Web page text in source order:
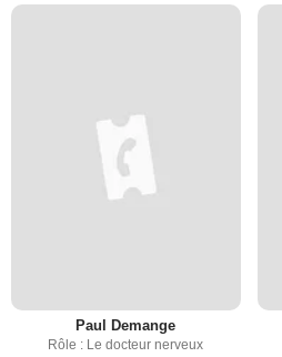
Paul Demange
Rôle : Le docteur nerveux